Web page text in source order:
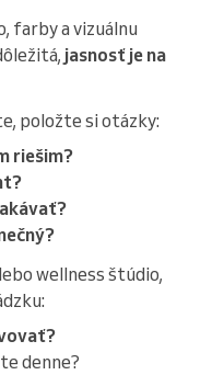
farby a vizuálnu
jasnosť je na
položte si otázky:
riešim?
wellness štúdio,
denne?